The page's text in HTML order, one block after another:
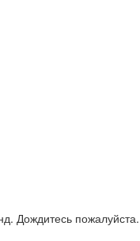
Дождитесь пожалуйста.